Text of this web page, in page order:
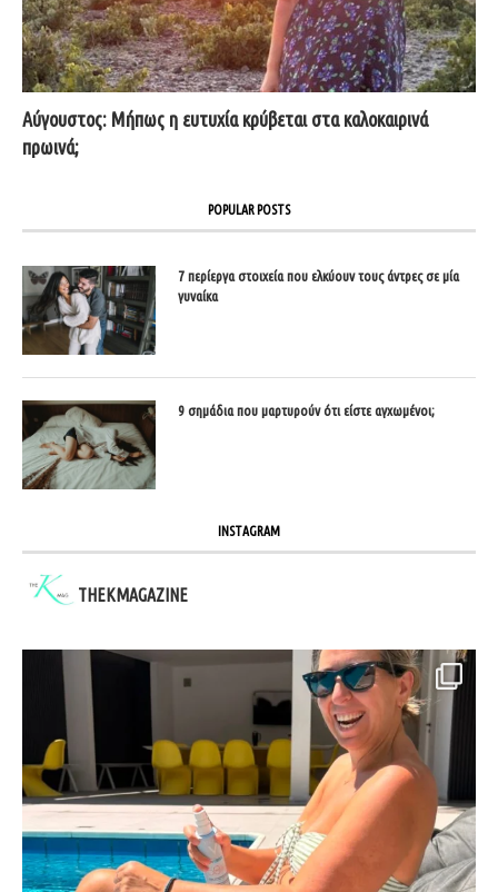
Αύγουστος: Μήπως η ευτυχία κρύβεται στα καλοκαιρινά
πρωινά;
POPULAR POSTS
7 περίεργα στοιχεία που ελκύουν τους άντρες σε μία
γυναίκα
9 σημάδια που μαρτυρούν ότι είστε αγχωμένοι;
INSTAGRAM
THEKMAGAZINE